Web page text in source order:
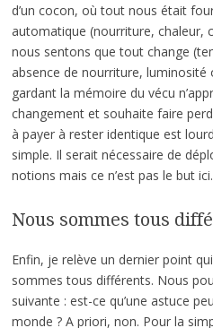
d’un cocon, où tout nous était
automatique (nourriture, chaleur,
nous sentons que tout change
absence de nourriture, luminosité
gardant la mémoire du vécu
changement et souhaite faire
à payer à rester identique est
simple. Il serait nécessaire de
notions mais ce n’est pas le but ici.
Nous sommes tous
Enfin, je relève un dernier point
sommes tous différents. Nous
suivante : est-ce qu’une astuce
monde ? A priori, non. Pour la